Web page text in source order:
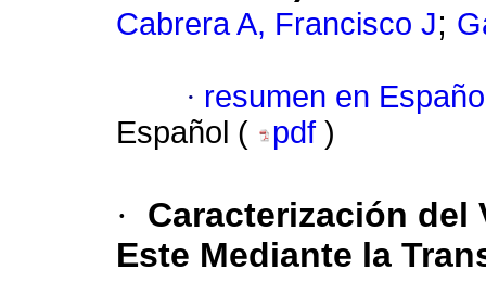
Cabrera A, Francisco J;
· resumen en
Español (
pdf )
·
Caracterización del
Este Mediante la